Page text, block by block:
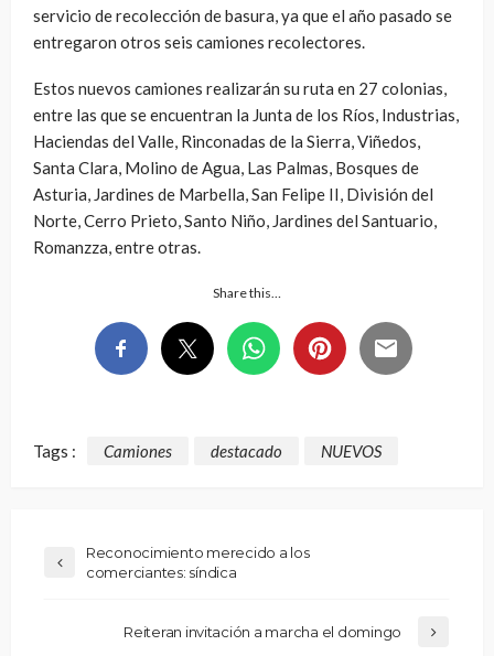
servicio de recolección de basura, ya que el año pasado se
entregaron otros seis camiones recolectores.
Estos nuevos camiones realizarán su ruta en 27 colonias,
entre las que se encuentran la Junta de los Ríos, Industrias,
Haciendas del Valle, Rinconadas de la Sierra, Viñedos,
Santa Clara, Molino de Agua, Las Palmas, Bosques de
Asturia, Jardines de Marbella, San Felipe II, División del
Norte, Cerro Prieto, Santo Niño, Jardines del Santuario,
Romanzza, entre otras.
Share this…
Tags : Camiones destacado NUEVOS
Reconocimiento merecido a los
comerciantes: síndica
Reiteran invitación a marcha el domingo